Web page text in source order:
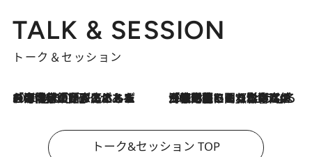
TALK & SESSION
トーク＆セッション
2026.8.3
「今後値上げがあるとすれば…」「リスクがあるのは今年の冬」エネルギー専門家が語る、ホルムズ海峡封鎖が家庭にもたらす“ある心配” 2026.8.3
「住宅建てられない…」「サーチャージ料の高値が続いている」ホルムズ海峡封鎖による影響はいつまで続く？《エネルギー専門家に聞く“どうなる日本の暮らし”》
トーク&セッション TOP